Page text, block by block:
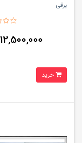
برقی
12,500,000